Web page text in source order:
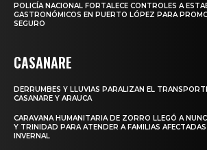
POLICÍA NACIONAL FORTALECE CONTROLES A
GASTRONÓMICOS EN PUERTO LÓPEZ PARA
SEGURO
CASANARE
DERRUMBES Y LLUVIAS PARALIZAN EL
CASANARE Y ARAUCA
CARAVANA HUMANITARIA DE ZORRO LLEGÓ A
Y TRINIDAD PARA ATENDER A FAMILIAS
INVERNAL